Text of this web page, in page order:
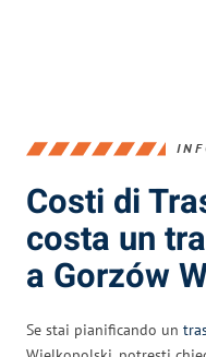
Costi di
costa un
a Gorzów
Se stai pianificando un